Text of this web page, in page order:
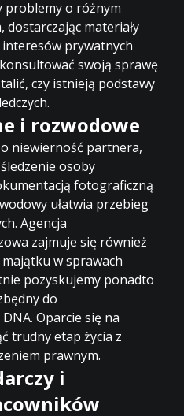
problemy o różnym
materiały
prywatnych
swoją sprawę
czy istnieją podstawy
i rozwodowe
niewierność partnera,
osoby
fotograficzną
ułatwia przebieg
Agencja
zajmuje się również
w sprawach
pozyskujemy ponadto
do
Oparcie się na
trudny etap życia z
prawnym.
i